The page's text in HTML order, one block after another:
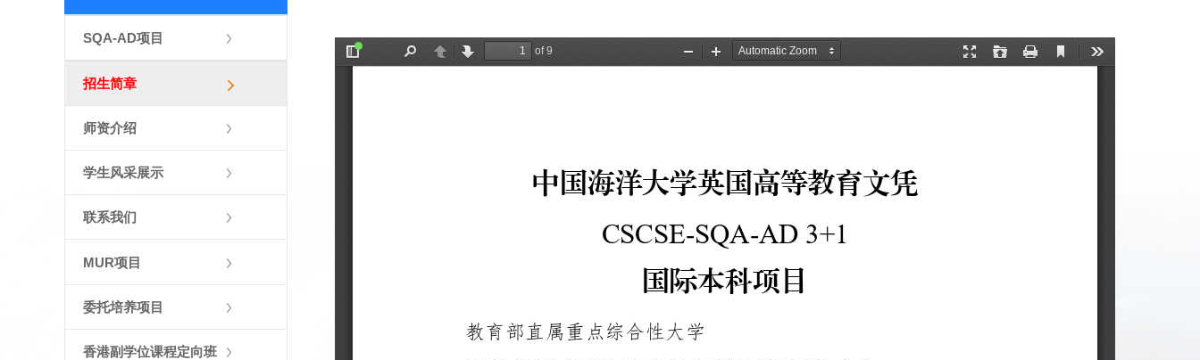
SQA-AD项目
招生简章
师资介绍
学生风采展示
联系我们
MUR项目
委托培养项目
香港副学位课程定向班